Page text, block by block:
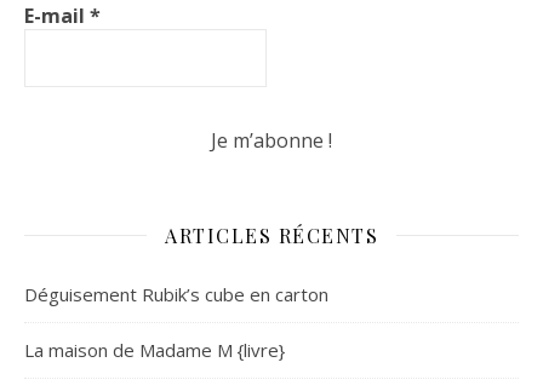
E-mail *
ARTICLES RÉCENTS
Déguisement Rubik’s cube en carton
La maison de Madame M {livre}